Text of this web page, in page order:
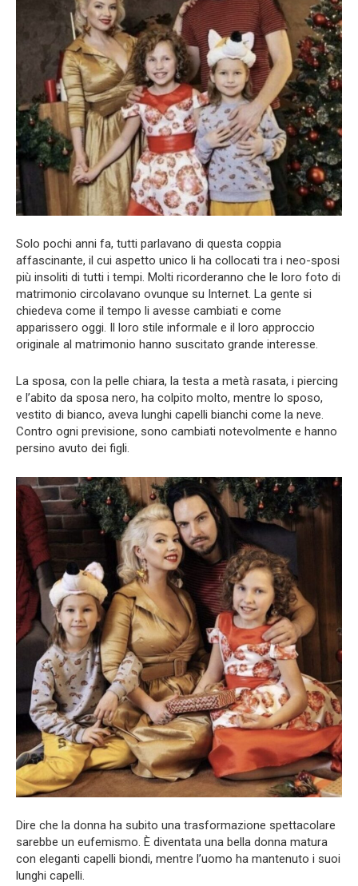
Solo pochi anni fa, tutti parlavano di questa coppia
affascinante, il cui aspetto unico li ha collocati tra i neo-sposi
più insoliti di tutti i tempi. Molti ricorderanno che le loro foto di
matrimonio circolavano ovunque su Internet. La gente si
chiedeva come il tempo li avesse cambiati e come
apparissero oggi. Il loro stile informale e il loro approccio
originale al matrimonio hanno suscitato grande interesse.
La sposa, con la pelle chiara, la testa a metà rasata, i piercing
e l’abito da sposa nero, ha colpito molto, mentre lo sposo,
vestito di bianco, aveva lunghi capelli bianchi come la neve.
Contro ogni previsione, sono cambiati notevolmente e hanno
persino avuto dei figli.
Dire che la donna ha subito una trasformazione spettacolare
sarebbe un eufemismo. È diventata una bella donna matura
con eleganti capelli biondi, mentre l’uomo ha mantenuto i suoi
lunghi capelli.